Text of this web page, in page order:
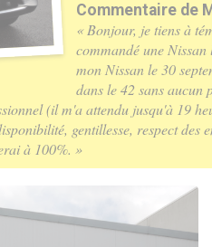
Commentaire de
« Bonjour, je tiens à
commandé une
mon Nissan le 30
dans le 42 sans aucun
(il m'a attendu jusqu'à 19
gentillesse, respect
à 100%. »